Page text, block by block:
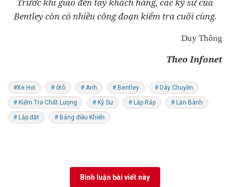
Bentley còn có nhiều công đoạn kiểm tra cuối cùng.
Duy Thông
Theo Infonet
#Xe Hơi # ôtô # Anh # Bentley # Dây Chuyền
# Kiểm Tra Chất Lượng # Kỹ Sư # Lắp Ráp # Lăn Bánh
# Lắp đặt # Bảng điều Khiển
Bình luận bài viết này